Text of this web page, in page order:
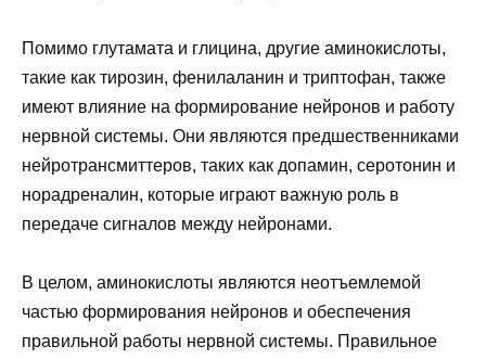
Помимо глутамата и глицина, другие аминокислоты,
такие как тирозин, фенилаланин и триптофан, также
имеют влияние на формирование нейронов и работу
нервной системы. Они являются предшественниками
нейротрансмиттеров, таких как допамин, серотонин и
норадреналин, которые играют важную роль в
передаче сигналов между нейронами.
В целом, аминокислоты являются неотъемлемой
частью формирования нейронов и обеспечения
правильной работы нервной системы. Правильное